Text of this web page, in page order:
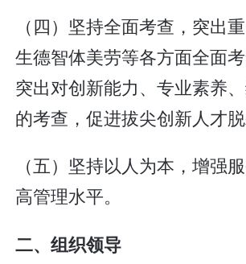
（四）坚持全面考查，突出
生德智体美劳等各方面全面
突出对创新能力、专业素养
的考查，促进拔尖创新人才脱
（五）坚持以人为本，增强
高管理水平。
二、组织领导